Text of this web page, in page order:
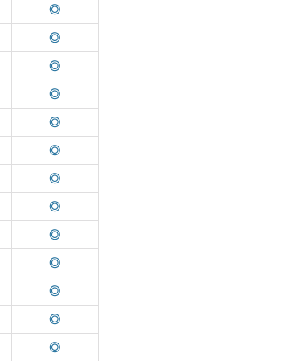
◎
◎
◎
◎
◎
◎
◎
◎
◎
◎
◎
◎
◎